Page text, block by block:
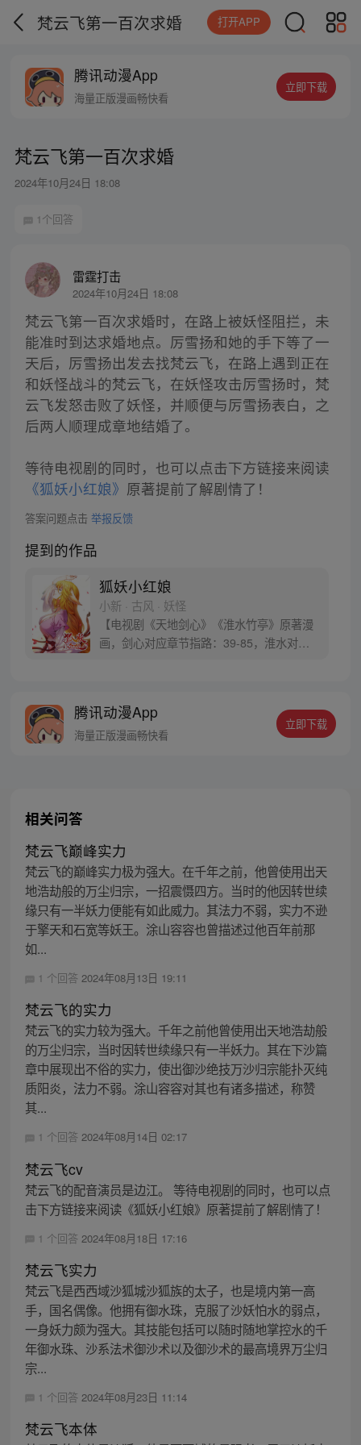
梵云飞第一百次求婚 打开APP
腾讯动漫App
海量正版漫画畅快看
立即下载
梵云飞第一百次求婚
2024年10月24日 18:08
1个回答
雷霆打击
2024年10月24日 18:08
梵云飞第一百次求婚时，在路上被妖怪阻拦，未
能准时到达求婚地点。厉雪扬和她的手下等了一
天后，厉雪扬出发去找梵云飞，在路上遇到正在
和妖怪战斗的梵云飞，在妖怪攻击厉雪扬时，梵
云飞发怒击败了妖怪，并顺便与厉雪扬表白，之
后两人顺理成章地结婚了。
等待电视剧的同时，也可以点击下方链接来阅读
《狐妖小红娘》 原著提前了解剧情了！
答案问题点击 举报反馈
提到的作品
狐妖小红娘
小新 · 古风 · 妖怪
【电视剧《天地剑心》《淮水竹亭》原著漫
画，剑心对应章节指路：39-85，淮水对应
腾讯动漫App
海量正版漫画畅快看
立即下载
相关问答
梵云飞巅峰实力
梵云飞的巅峰实力极为强大。在千年之前，他曾使用出天
地浩劫般的万尘归宗，一招震慑四方。当时的他因转世续
缘只有一半妖力便能有如此威力。其法力不弱，实力不逊
于擎天和石宽等妖王。涂山容容也曾描述过他百年前那
如...
1 个回答 2024年08月13日 19:11
梵云飞的实力
梵云飞的实力较为强大。千年之前他曾使用出天地浩劫般
的万尘归宗，当时因转世续缘只有一半妖力。其在下沙篇
章中展现出不俗的实力，使出御沙绝技万沙归宗能扑灭纯
质阳炎，法力不弱。涂山容容对其也有诸多描述，称赞
其...
1 个回答 2024年08月14日 02:17
梵云飞cv
梵云飞的配音演员是边江。 等待电视剧的同时，也可以点
击下方链接来阅读《狐妖小红娘》原著提前了解剧情了！
1 个回答 2024年08月18日 17:16
梵云飞实力
梵云飞是西西域沙狐城沙狐族的太子，也是境内第一高
手，国名偶像。他拥有御水珠，克服了沙妖怕水的弱点，
一身妖力颇为强大。其技能包括可以随时随地掌控水的千
年御水珠、沙系法术御沙术以及御沙术的最高境界万尘归
宗...
1 个回答 2024年08月23日 11:14
梵云飞本体